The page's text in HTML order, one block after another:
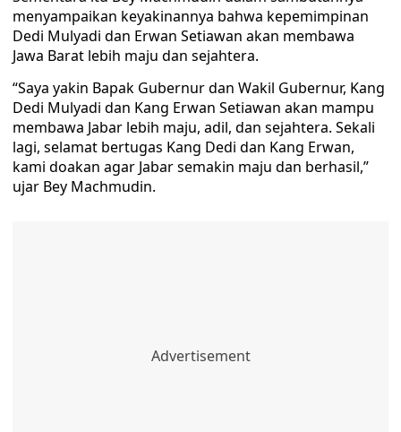
menyampaikan keyakinannya bahwa kepemimpinan
Dedi Mulyadi dan Erwan Setiawan akan membawa
Jawa Barat lebih maju dan sejahtera.
“Saya yakin Bapak Gubernur dan Wakil Gubernur, Kang
Dedi Mulyadi dan Kang Erwan Setiawan akan mampu
membawa Jabar lebih maju, adil, dan sejahtera. Sekali
lagi, selamat bertugas Kang Dedi dan Kang Erwan,
kami doakan agar Jabar semakin maju dan berhasil,”
ujar Bey Machmudin.